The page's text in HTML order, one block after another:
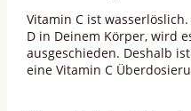
Vitamin C ist
D in Deinem Körper, wird
ausgeschieden. Deshalb
eine Vitamin C